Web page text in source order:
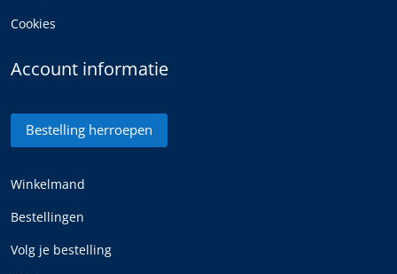
Cookies
Account informatie
Bestelling herroepen
Winkelmand
Bestellingen
Volg je bestelling